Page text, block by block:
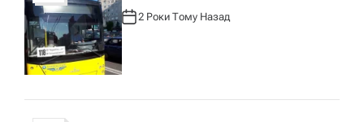
А
В
Т
Р
:
2 Роки Тому Назад